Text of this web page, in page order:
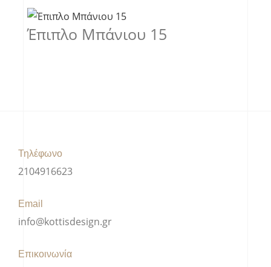
Έπιπλο Μπάνιου 15
Τηλέφωνο
2104916623
Email
info@kottisdesign.gr
Επικοινωνία